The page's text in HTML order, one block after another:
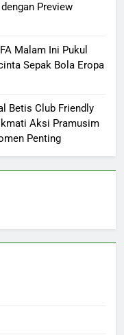
Preview
Malam Ini Pukul
Sepak Bola Eropa
Betis Club Friendly
Aksi Pramusim
Penting